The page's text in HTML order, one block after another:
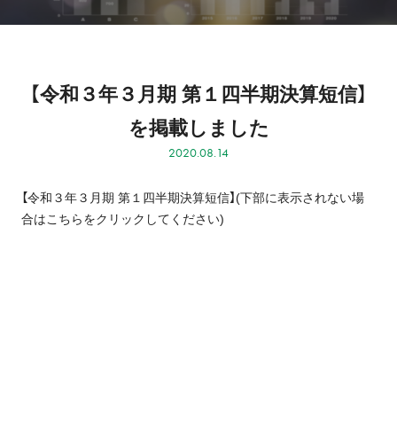
【令和３年３月期 第１四半期決算短信】
を掲載しました
2020.08.14
【令和３年３月期 第１四半期決算短信】(下部に表示されない場
合はこちらをクリックしてください)